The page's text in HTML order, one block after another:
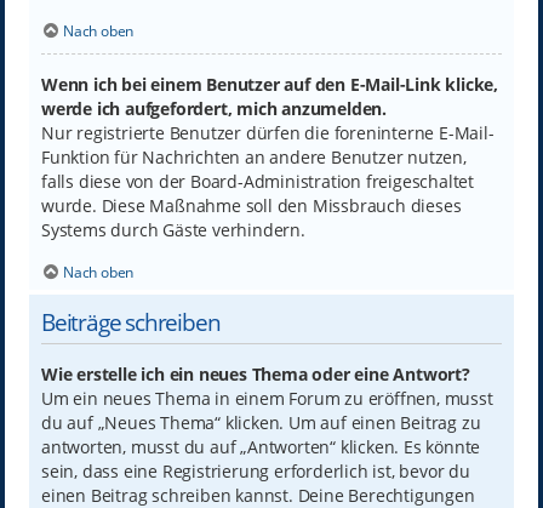
Nach oben
Wenn ich bei einem Benutzer auf den E-Mail-Link klicke,
werde ich aufgefordert, mich anzumelden.
Nur registrierte Benutzer dürfen die foreninterne E-Mail-
Funktion für Nachrichten an andere Benutzer nutzen,
falls diese von der Board-Administration freigeschaltet
wurde. Diese Maßnahme soll den Missbrauch dieses
Systems durch Gäste verhindern.
Nach oben
Beiträge schreiben
Wie erstelle ich ein neues Thema oder eine Antwort?
Um ein neues Thema in einem Forum zu eröffnen, musst
du auf „Neues Thema“ klicken. Um auf einen Beitrag zu
antworten, musst du auf „Antworten“ klicken. Es könnte
sein, dass eine Registrierung erforderlich ist, bevor du
einen Beitrag schreiben kannst. Deine Berechtigungen